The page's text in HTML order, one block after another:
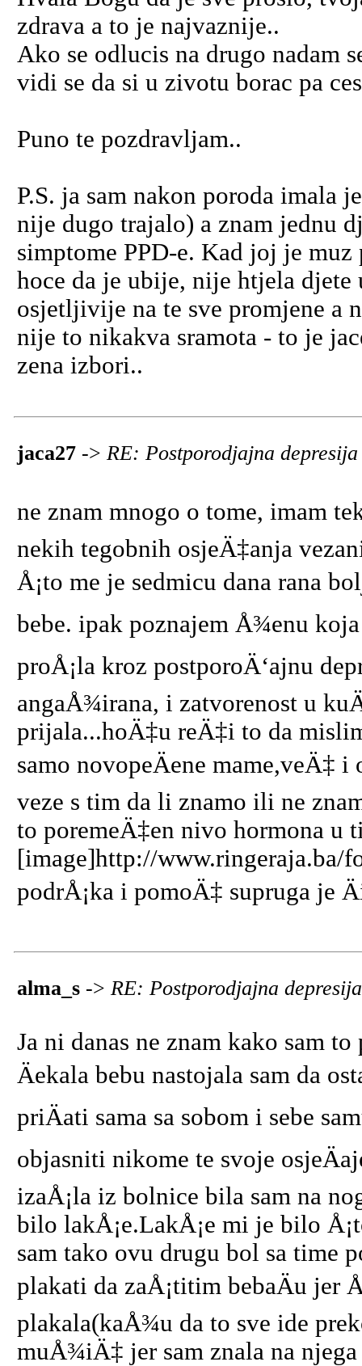
zdrava a to je najvaznije..
Ako se odlucis na drugo nadam
vidi se da si u zivotu borac pa
Puno te pozdravljam..
P.S. ja sam nakon poroda imala
nije dugo trajalo) a znam jednu
simptome PPD-e. Kad joj je muz
hoce da je ubije, nije htjela djete
osjetljivije na te sve promjene a
nije to nikakva sramota - to je
zena izbori..
jaca27 -> RE: Postporodjajna
ne znam mnogo o tome, imam
nekih tegobnih osjeÄ‡anja
Å¡to me je sedmicu dana rana
bebe. ipak poznajem Å¾enu
proÅ¡la kroz postporoÄ‘ajnu
angaÅ¾irana, i zatvorenost u
prijala...hoÄ‡u reÄ‡i to da
samo novopeÄene
veze s tim da li znamo ili ne
to poremeÄ‡en nivo hormona u
[image]http://www.ringeraja.ba/
podrÅ¡ka i pomoÄ‡ supruga je
alma_s -> RE: Postporodjajna
Ja ni danas ne znam kako sam
Äekala bebu nastojala sam da
priÄati sama sa sobom i sebe
objasniti nikome te svoje
izaÅ¡la iz bolnice bila sam na
bilo lakÅ¡e.LakÅ¡e mi je bilo
sam tako ovu drugu bol sa time
plakati da zaÅ¡titim bebaÄu jer
plakala(kaÅ¾u da to sve ide
muÅ¾iÄ‡ jer sam znala na